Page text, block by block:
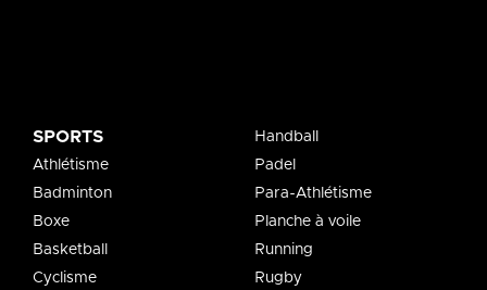
SPORTS
Athlétisme
Badminton
Boxe
Basketball
Cyclisme
Handball
Padel
Para-Athlétisme
Planche à voile
Running
Rugby